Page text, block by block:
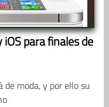
para finales de
de moda, y por ello su